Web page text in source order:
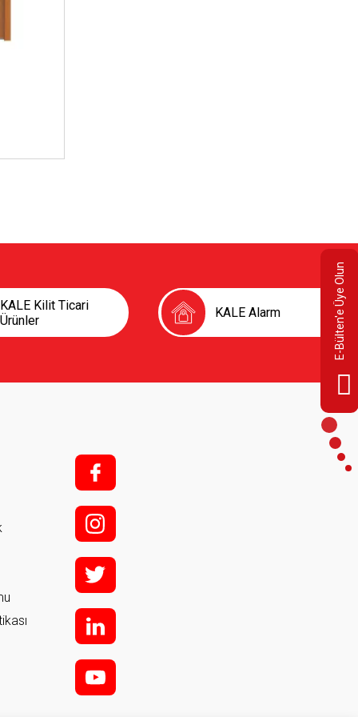
E-Bülten'e Üye Olun
KALE Kilit Ticari
Ürünler
KALE Alarm
f;
i;
t
l
y